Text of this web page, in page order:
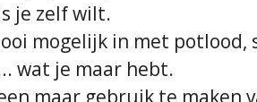
je zelf wilt.
mogelijk in met
wat je maar hebt.
maar gebruik te maken